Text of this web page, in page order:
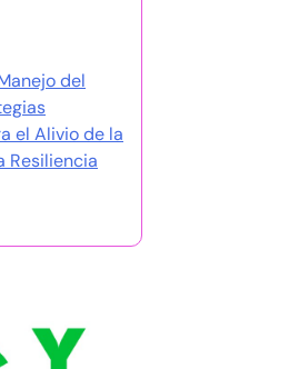
del
el Alivio de la
Resiliencia